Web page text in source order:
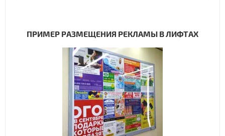
ПРИМЕР РАЗМЕЩЕНИЯ РЕКЛАМЫ В ЛИФТАХ